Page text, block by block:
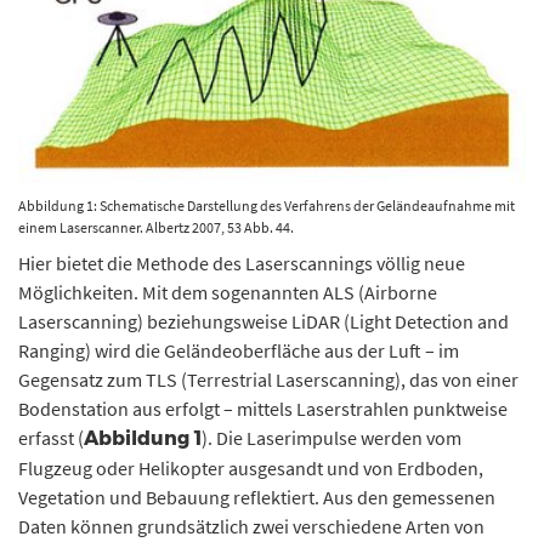
Abbildung 1: Schematische Darstellung des Verfahrens der Geländeaufnahme mit
einem Laserscanner. Albertz 2007, 53 Abb. 44.
Hier bietet die Methode des Laserscannings völlig neue
Möglichkeiten. Mit dem sogenannten ALS (Airborne
Laserscanning) beziehungsweise LiDAR (Light Detection and
Ranging) wird die Geländeoberfläche aus der Luft – im
Gegensatz zum TLS (Terrestrial Laserscanning), das von einer
Bodenstation aus erfolgt – mittels Laserstrahlen punktweise
erfasst (Abbildung 1 ). Die Laserimpulse werden vom
Flugzeug oder Helikopter ausgesandt und von Erdboden,
Vegetation und Bebauung reflektiert. Aus den gemessenen
Daten können grundsätzlich zwei verschiedene Arten von